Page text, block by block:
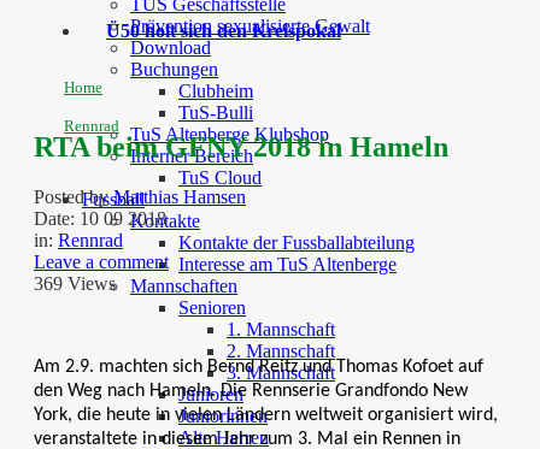
TUS Geschäftsstelle
Prävention sexualisierte Gewalt
Download
Buchungen
Clubheim
TuS-Bulli
TuS Altenberge Klubshop
Interner Bereich
TuS Cloud
Fussball
Kontakte
Kontakte der Fussballabteilung
Interesse am TuS Altenberge
Mannschaften
Senioren
1. Mannschaft
2. Mannschaft
3. Mannschaft
Junioren
Juniorinnen
Alte Herren
Ü50 holt sich den Kreispokal
Home
Rennrad
RTA beim GFNY 2018 in Hameln
Posted byMatthias Hamsen
Date: 10 09 2018
in: Rennrad
Leave a comment
369 Views
Am 2.9. machten sich Bernd Reitz und Thomas Kofoet auf
den Weg nach Hameln. Die Rennserie Grandfondo New
York, die heute in vielen Ländern weltweit organisiert wird,
veranstaltete in diesem Jahr zum 3. Mal ein Rennen in